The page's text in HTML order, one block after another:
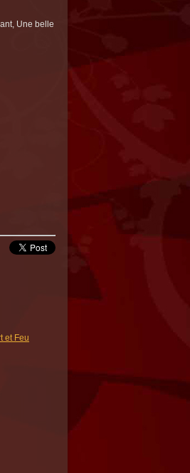
Une belle
et Feu